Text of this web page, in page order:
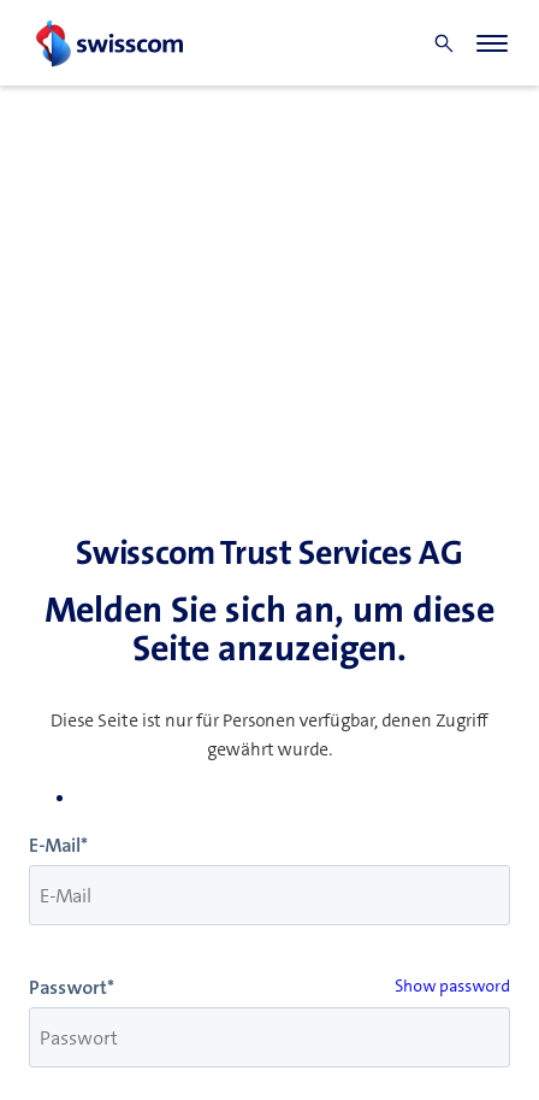
Swisscom Trust Services AG
Melden Sie sich an, um diese
Seite anzuzeigen.
Diese Seite ist nur für Personen verfügbar, denen Zugriff
gewährt wurde.
E-Mail*
Passwort* Show password